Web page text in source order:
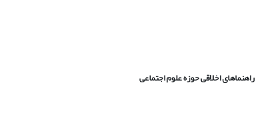
راهنماهای اخلاقی حوزه علوم اجتماعی